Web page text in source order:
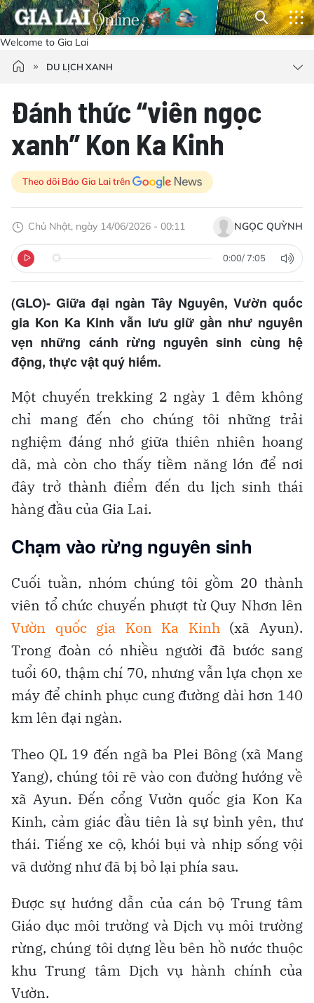
Welcome to Gia Lai
DU LỊCH XANH
Đánh thức “viên ngọc
xanh” Kon Ka Kinh
Theo dõi Báo Gia Lai trên
Chủ Nhật, ngày 14/06/2026 - 00:11 NGỌC QUỲNH
0:00/ 7:05
(GLO)- Giữa đại ngàn Tây Nguyên, Vườn quốc
gia Kon Ka Kinh vẫn lưu giữ gần như nguyên
vẹn những cánh rừng nguyên sinh cùng hệ
động, thực vật quý hiếm.
Một chuyến trekking 2 ngày 1 đêm không
chỉ mang đến cho chúng tôi những trải
nghiệm đáng nhớ giữa thiên nhiên hoang
dã, mà còn cho thấy tiềm năng lớn để nơi
đây trở thành điểm đến du lịch sinh thái
hàng đầu của Gia Lai.
Chạm vào rừng nguyên sinh
Cuối tuần, nhóm chúng tôi gồm 20 thành
viên tổ chức chuyến phượt từ Quy Nhơn lên
Vườn quốc gia Kon Ka Kinh(xã Ayun).
Trong đoàn có nhiều người đã bước sang
tuổi 60, thậm chí 70, nhưng vẫn lựa chọn xe
máy để chinh phục cung đường dài hơn 140
km lên đại ngàn.
Theo QL 19 đến ngã ba Plei Bông (xã Mang
Yang), chúng tôi rẽ vào con đường hướng về
xã Ayun. Đến cổng Vườn quốc gia Kon Ka
Kinh, cảm giác đầu tiên là sự bình yên, thư
thái. Tiếng xe cộ, khói bụi và nhịp sống vội
vã dường như đã bị bỏ lại phía sau.
Được sự hướng dẫn của cán bộ Trung tâm
Giáo dục môi trường và Dịch vụ môi trường
rừng, chúng tôi dựng lều bên hồ nước thuộc
khu Trung tâm Dịch vụ hành chính của
Vườn.